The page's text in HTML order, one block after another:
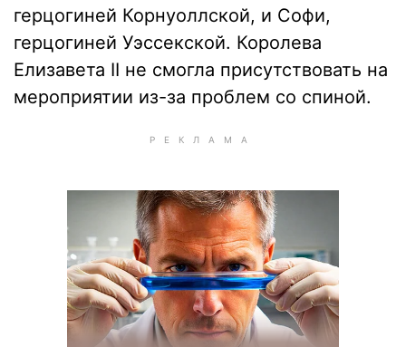
герцогиней Корнуоллской, и Софи,
герцогиней Уэссекской. Королева
Елизавета II не смогла присутствовать на
мероприятии из-за проблем со спиной.